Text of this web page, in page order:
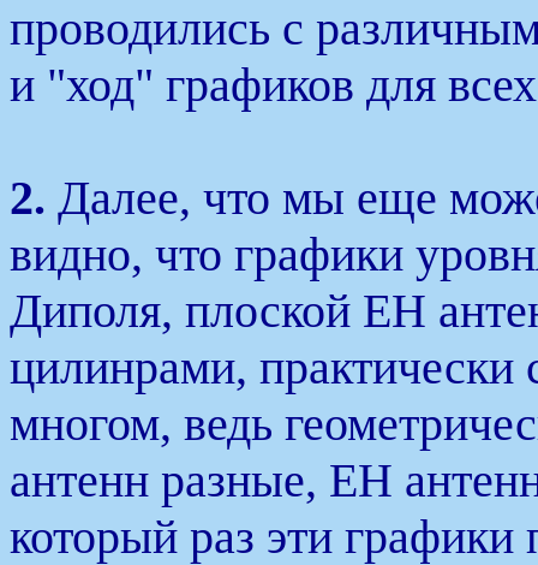
проводились с
и "ход" графиков для
2. Далее, что мы еще
видно, что графики
Диполя, плоской ЕН
цилинрами, практически
многом, ведь
антенн разные, ЕН
который раз эти